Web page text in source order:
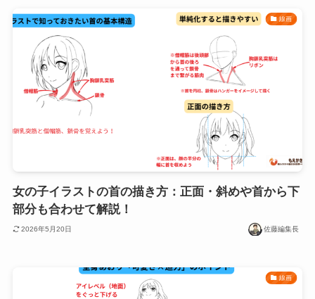
線画
女の子イラストの首の描き方：正面・斜めや首から下
部分も合わせて解説！
2026年5月20日 佐藤編集長
線画